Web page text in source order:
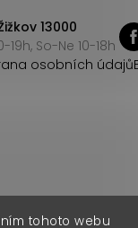
tohoto webu
13000
So-Ne 10-18h
osobních údajů